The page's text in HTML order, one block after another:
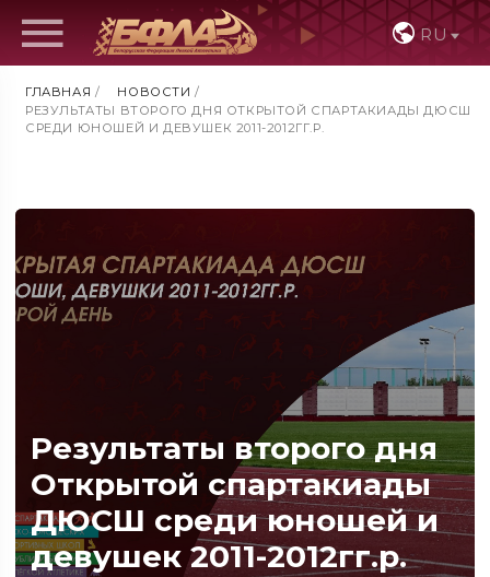
RU
ГЛАВНАЯ / НОВОСТИ /
РЕЗУЛЬТАТЫ ВТОРОГО ДНЯ ОТКРЫТОЙ СПАРТАКИАДЫ ДЮСШ
СРЕДИ ЮНОШЕЙ И ДЕВУШЕК 2011-2012ГГ.Р.
Результаты второго дня
Открытой спартакиады
ДЮСШ среди юношей и
девушек 2011-2012гг.р.